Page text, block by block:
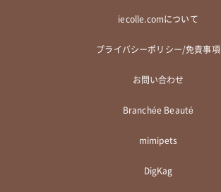
iecolle.comについて
プライバシーポリシー/免責事項
お問い合わせ
Branchée Beauté
mimipets
DigKag